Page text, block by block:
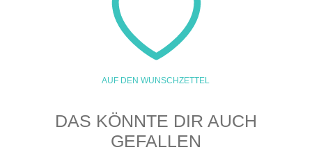
AUF DEN WUNSCHZETTEL
DAS KÖNNTE DIR AUCH
GEFALLEN